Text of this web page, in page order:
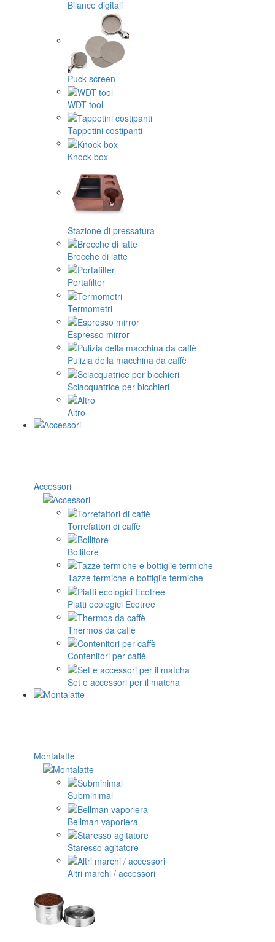
Bilance digitali
Puck screen
WDT tool
Tappetini costipanti
Knock box
Stazione di pressatura
Brocche di latte
Portafilter
Termometri
Espresso mirror
Pulizia della macchina da caffè
Sciacquatrice per bicchieri
Altro
Accessori
Torrefattori di caffè
Bollitore
Tazze termiche e bottiglie termiche
Piatti ecologici Ecotree
Thermos da caffè
Contenitori per caffè
Set e accessori per il matcha
Montalatte
Subminimal
Bellman vaporiera
Staresso agitatore
Altri marchi / accessori